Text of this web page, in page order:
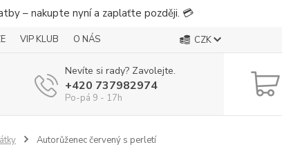
– nakupte nyní a zaplaťte později. 💳
VIP KLUB O NÁS CZK
Nevíte si rady? Zavolejte.
+420 737982974
Po-pá 9 - 17h
Autorůženec červený s perletí